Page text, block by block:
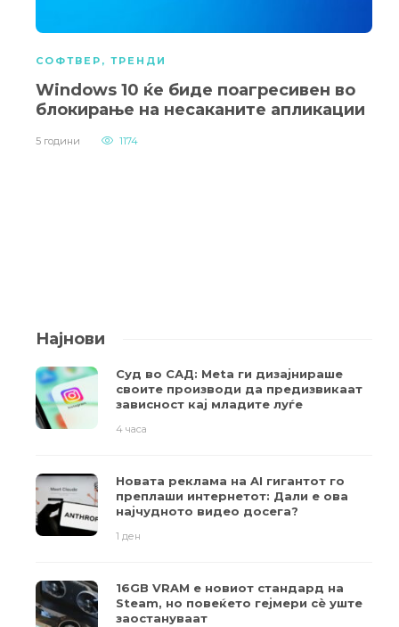
СОФТВЕР , ТРЕНДИ
Windows 10 ќе биде поагресивен во
блокирање на несаканите апликации
5 години 1174
Најнови
Суд во САД: Meta ги дизајнираше
своите производи да предизвикаат
зависност кај младите луѓе
4 часа
Новата реклама на AI гигантот го
преплаши интернетот: Дали е ова
најчудното видео досега?
1 ден
16GB VRAM е новиот стандард на
Steam, но повеќето гејмери ​​сè уште
заостануваат